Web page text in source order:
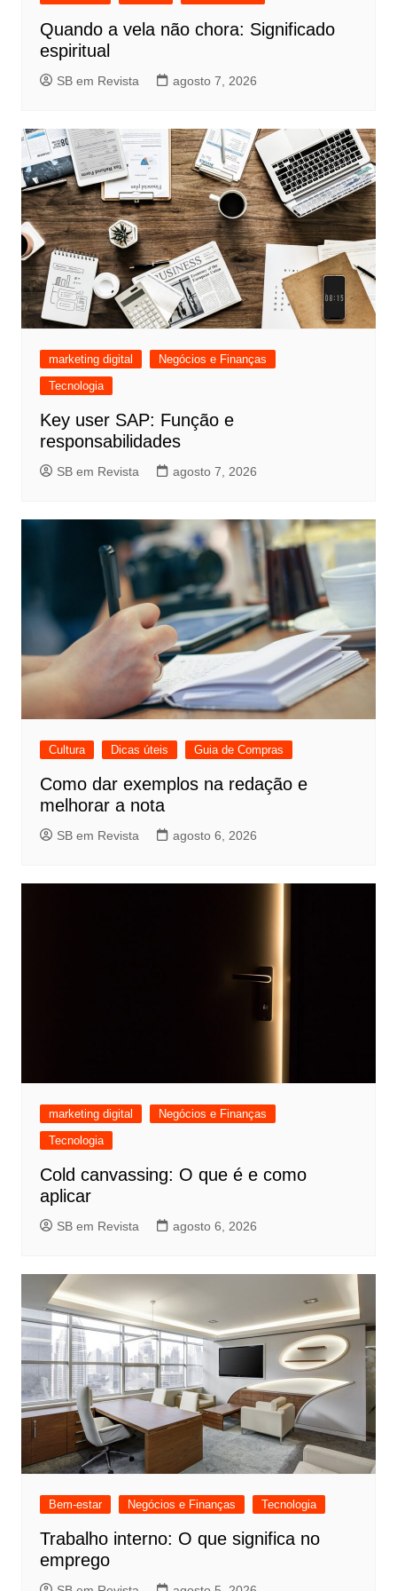
Quando a vela não chora: Significado
espiritual
SB em Revista agosto 7, 2026
marketing digital
Negócios e Finanças
Tecnologia
Key user SAP: Função e
responsabilidades
SB em Revista agosto 7, 2026
Cultura Dicas úteis Guia de Compras
Como dar exemplos na redação e
melhorar a nota
SB em Revista agosto 6, 2026
marketing digital
Negócios e Finanças
Tecnologia
Cold canvassing: O que é e como
aplicar
SB em Revista agosto 6, 2026
Bem-estar Negócios e Finanças Tecnologia
Trabalho interno: O que significa no
emprego